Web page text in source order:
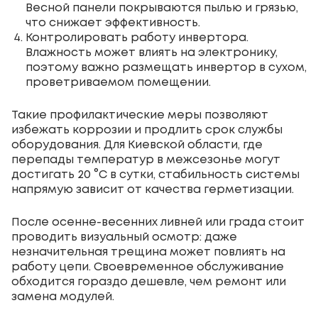
Весной панели покрываются пылью и грязью,
что снижает эффективность.
Контролировать работу инвертора.
Влажность может влиять на электронику,
поэтому важно размещать инвертор в сухом,
проветриваемом помещении.
Такие профилактические меры позволяют
избежать коррозии и продлить срок службы
оборудования. Для Киевской области, где
перепады температур в межсезонье могут
достигать 20 °C в сутки, стабильность системы
напрямую зависит от качества герметизации.
После осенне-весенних ливней или града стоит
проводить визуальный осмотр: даже
незначительная трещина может повлиять на
работу цепи. Своевременное обслуживание
обходится гораздо дешевле, чем ремонт или
замена модулей.